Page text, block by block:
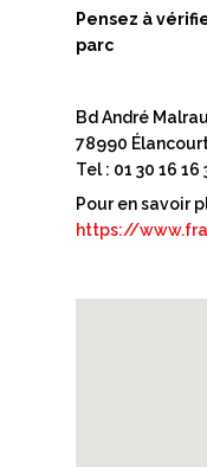
Pensez à
parc
Bd André
78990
Tel : 01 30 16 16
Pour en savoir
https://